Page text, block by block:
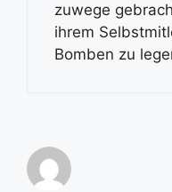
zuwege
ihrem
Bomben zu